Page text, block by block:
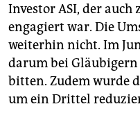
Investor ASI, der auch
engagiert war. Die
weiterhin nicht. Im
darum bei
bitten. Zudem wurde
um ein Drittel